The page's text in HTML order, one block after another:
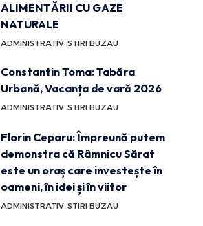
ALIMENTĂRII CU GAZE
NATURALE
ADMINISTRATIV STIRI BUZAU
Constantin Toma: Tabăra
Urbană, Vacanța de vară 2026
ADMINISTRATIV STIRI BUZAU
Florin Ceparu: Împreună putem
demonstra că Râmnicu Sărat
este un oraș care investește în
oameni, în idei și în viitor
ADMINISTRATIV STIRI BUZAU